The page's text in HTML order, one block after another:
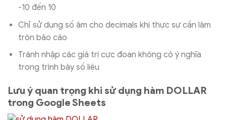
-10 đến 10
Chỉ sử dụng số âm cho decimals khi thực sự cần làm
tròn báo cáo
Tránh nhập các giá trị cực đoan không có ý nghĩa
trong trình bày số liệu
Lưu ý quan trọng khi sử dụng hàm DOLLAR
trong Google Sheets